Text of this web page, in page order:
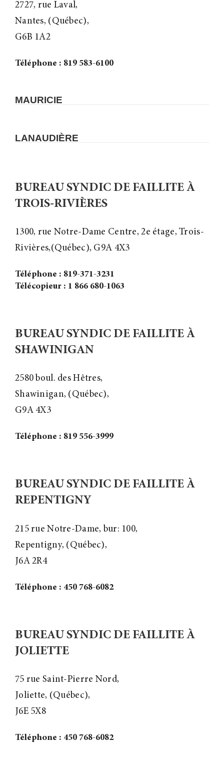
2727, rue Laval,
Nantes, (Québec),
G6B 1A2
Téléphone : 819 583-6100
MAURICIE
LANAUDIÈRE
BUREAU SYNDIC DE FAILLITE À
TROIS-RIVIÈRES
1300, rue Notre-Dame Centre, 2e étage, Trois-
Rivières,(Québec), G9A 4X3
Téléphone : 819-371-3231
Télécopieur : 1 866 680-1063
BUREAU SYNDIC DE FAILLITE À
SHAWINIGAN
2580 boul. des Hêtres,
Shawinigan, (Québec),
G9A 4X3
Téléphone : 819 556-3999
BUREAU SYNDIC DE FAILLITE À
REPENTIGNY
215 rue Notre-Dame, bur: 100,
Repentigny, (Québec),
J6A 2R4
Téléphone : 450 768-6082
BUREAU SYNDIC DE FAILLITE À
JOLIETTE
75 rue Saint-Pierre Nord,
Joliette, (Québec),
J6E 5X8
Téléphone : 450 768-6082